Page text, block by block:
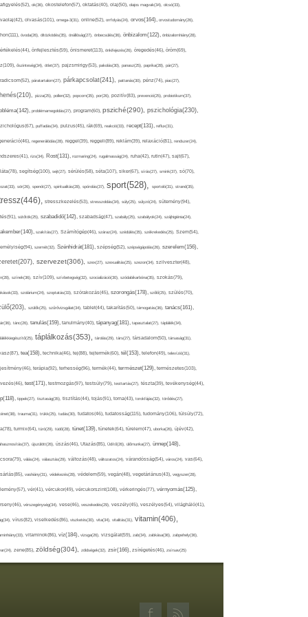
ok(36), okostelefon(57), oktatás(40), olaj(50), olajos magvak(34), olcsó(33),
olvasás(101), omega-3(31), online(52), orrfolyás(24), orvos(164), orvostudomány(26),
óvoda(26), öltözködés(35), önállóság(27), önbecsülés(36), önbizalom(122), önbizalomhiány(28),
önfejlesztés(59), önismeret(113), önkifejezés(26), öregedés(46), öröm(69),
őszinteség(34), ötlet(37), pajzsmirigy(53), pakolás(30), panasz(25), paprika(28), pár(27),
páratartalom(27), párkapcsolat(241), pattanás(30), pénz(74), piac(27),
pizza(25), pollen(32), popcorn(35), por(26), pozitív(83), prevenció(25), probiotikum(37),
problémamegoldás(27), program(60), psziché(290), pszichológia(230),
puffadás(34), pulzus(45), rák(69), reakció(33), recept(131), reflux(31),
regenerálódás(28), reggel(39), reggeli(89), reklám(39), relaxáció(81), rendszer(24),
rizs(34), Rost(131), rozmaring(24), rugalmasság(24), ruha(42), rutin(47), sajt(67),
segítség(100), sejt(27), sérülés(58), séta(107), siker(67), sírás(27), smink(37), só(70),
sör(26), spenót(27), spiritualitás(28), spórolás(37), sport(528), sportoló(31), strand(35),
stresszkezelés(53), stresszoldás(34), súly(25), súlyzó(24), sütemény(94),
sütőtök(25), szabadidő(142), szabadság(47), szabály(25), szabályok(24), szájhigiénia(24),
szakítás(27), Számítógép(46), száraz(24), szédülés(35), székrekedés(25), Szem(54),
szemét(32), Szénhidrát(181), szépség(52), szépségápolás(26), szerelem(156),
szervezet(306), szex(27), szexualitás(25), szezon(34), szilveszter(48),
színek(36), szív(109), szívbetegség(32), szocializáció(30), szódabikarbóna(35), szokás(79),
szolárium(24), szoptatás(33), szórakozás(45), szorongás(178), szőlő(25), szülés(70),
szülők(25), szűrővizsgálat(34), tablet(44), takarítás(50), támogatás(36), tanács(161),
tánc(26), tanulás(159), tanulmány(40), tápanyag(181), tapasztalat(27), táplálék(34),
táplálkozás(353), tárolás(29), társ(27), társadalom(50), társaság(31),
tea(158), technika(46), tej(88), tejtermék(60), tél(153), telefon(49), televízió(31),
terápia(92), terhesség(96), termék(44), természet(129), természetes(103),
test(171), testmozgás(97), testsúly(79), testtartás(27), tészta(39), tevékenység(44),
tippek(27), tisztaság(35), tisztítás(44), tojás(91), torna(43), torokfájás(32), törődés(27),
trauma(31), trükk(25), tudás(30), tudatos(46), tudatosság(115), tudomány(106), túlsúly(72),
turmix(64), túró(29), tüdő(28), tünet(139), tünetek(64), türelem(47), uborka(26), újév(42),
újszülött(26), úszás(46), Utazás(85), Üdítő(26), ülőmunka(27), ünnep(148),
válás(24), választás(29), változás(48), változatos(24), várandósság(54), város(24), vas(64),
vashiány(31), védekezés(28), védelem(59), vegán(48), vegetáriánus(43), vegyszer(28),
vér(41), vércukor(49), vércukorszint(108), vérkeringés(77), vérnyomás(125),
vérszegénység(34), vese(46), veszekedés(29), veszély(45), veszélyes(54), világháló(41),
vírus(82), viselkedés(86), viszketés(30), vita(34), vitalitás(31), vitamin(406),
vitaminok(86), víz(184), vizsga(26), vizsgálat(59), zab(34), zabkása(36), zabpehely(36),
zene(85), zöldség(304), zöldségek(32), zsír(166), zsírégetés(46), zsírsav(25)